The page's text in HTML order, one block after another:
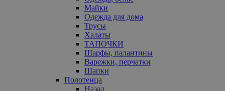
Майки
Одежда для дома
Трусы
Халаты
ТАПОЧКИ
Шарфы, палантины
Варежки, перчатки
Шапки
Полотенца
Назад